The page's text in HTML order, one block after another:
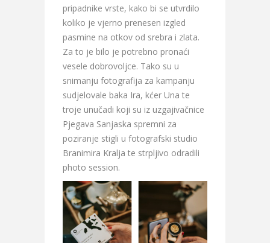
pripadnike vrste, kako bi se utvrdilo
koliko je vjerno prenesen izgled
pasmine na otkov od srebra i zlata.
Za to je bilo je potrebno pronaći
vesele dobrovoljce. Tako su u
snimanju fotografija za kampanju
sudjelovale baka Ira, kćer Una te
troje unučadi koji su iz uzgajivačnice
Pjegava Sanjaska spremni za
poziranje stigli u fotografski studio
Branimira Kralja te strpljivo odradili
photo session.